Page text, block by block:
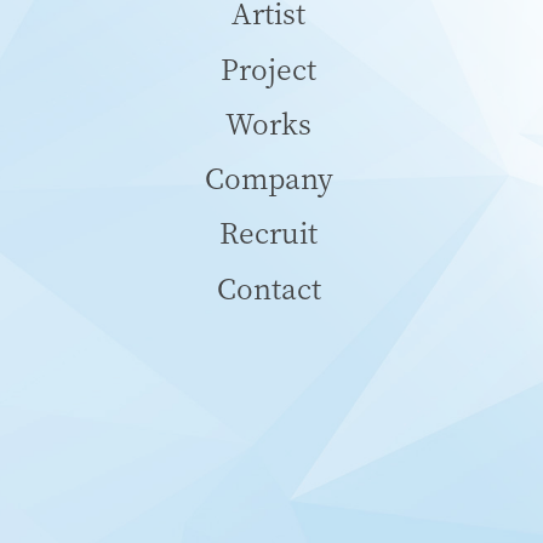
Artist
Project
Works
Company
Recruit
Contact